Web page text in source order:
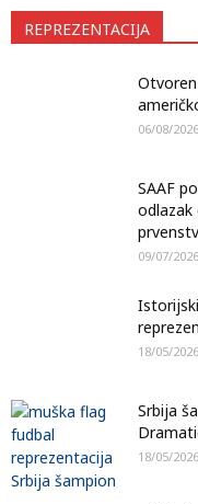
REPREZENTACIJA
06/08/2026
SAAF
odlazak
09/07/2026
18/05/2026
Srbija
18/05/2026